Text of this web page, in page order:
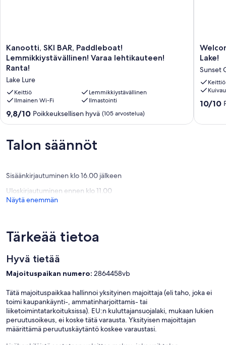
Kanootti,
SKI
BAR,
Lemmikkiystävällinen!
Varaa
lehtikauteen!
Ranta!
Lake
Kanootti, SKI BAR, Paddleboat!
Lemmikkiystävällinen! Varaa lehtikauteen!
Ranta!
Lake Lure
Keittiö
Lemmikkiystävällinen
Ilmainen Wi-Fi
Ilmastointi
9.8
kautta
Poikkeuksellisen
hyvä,
9,8/10 Poikkeuksellisen hyvä (105 arvostelua)
to
Little
Slice
of
Heaven
Lake!
Sunset
Keittiö
10.0
10/10
Talon säännöt
Sisäänkirjautuminen klo 16.00 jälkeen
Uloskirjautuminen ennen klo 11.00
Näytä enemmän
Tärkeää tietoa
Hyvä tietää
Majoituspaikan numero: 2864458vb
Tätä majoituspaikkaa hallinnoi yksityinen majoittaja (eli taho, joka ei
toimi kaupankäynti-, ammatinharjoittamis- tai
liiketoimintatarkoituksissa). EU:n kuluttajansuojalaki, mukaan lukien
peruutusoikeus, ei koske tätä varausta. Yksityisen majoittajan
määrittämä peruutuskäytäntö koskee varaustasi.